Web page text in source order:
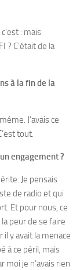
: mais
? C’était de la
à la fin de la
J’avais ce
tout.
engagement ?
Je pensais
de radio et qui
Et pour nous, ce
peur de se faire
il y avait la menace
à ce péril, mais
moi je n’avais rien